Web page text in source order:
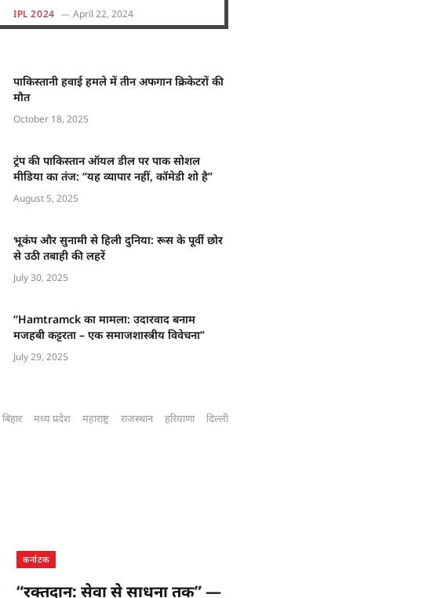
IPL 2024 April 22, 2024
पाकिस्तानी हवाई हमले में तीन अफगान क्रिकेटरों की
मौत
October 18, 2025
ट्रंप की पाकिस्तान ऑयल डील पर पाक सोशल
मीडिया का तंज: “यह व्यापार नहीं, कॉमेडी शो है”
August 5, 2025
भूकंप और सुनामी से हिली दुनिया: रूस के पूर्वी छोर
से उठी तबाही की लहरें
July 30, 2025
“Hamtramck का मामला: उदारवाद बनाम
मजहबी कट्टरता – एक समाजशास्त्रीय विवेचना”
July 29, 2025
बिहार मध्य प्रदेश महाराष्ट्र राजस्थान हरियाणा दिल्ली
कर्नाटक
“रक्तदान: सेवा से साधना तक” —